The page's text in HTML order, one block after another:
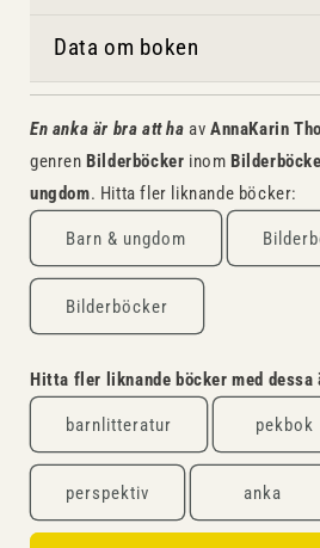
Data om boken
En anka är bra att ha avAnnaKarin
genren Bilderböcker inom
ungdom. Hitta fler liknande böcker:
Barn & ungdom
Bilderböcker
Hitta fler liknande böcker med dessa
barnlitteratur pekbok
perspektiv anka